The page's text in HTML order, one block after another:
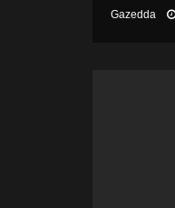
Gazedda